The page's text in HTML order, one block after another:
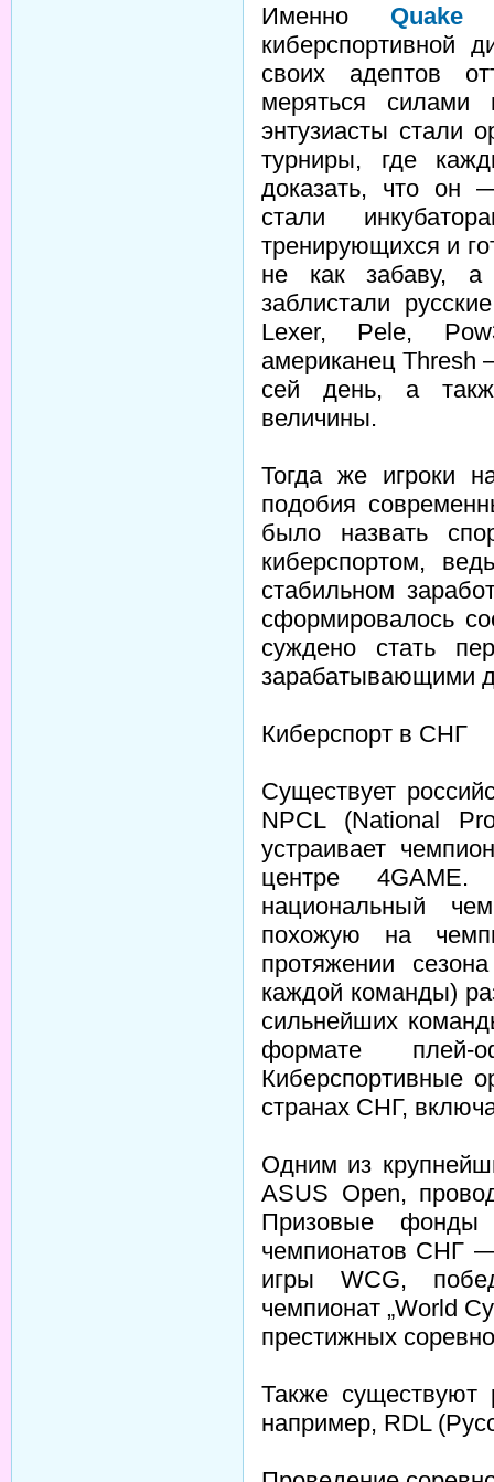
Именно Quake
киберспортивной
своих адептов
меряться
энтузиасты стали
турниры, где
доказать, что он
стали
тренирующихся и
не как забаву, а
заблистали
Lexer, Pele,
американец Thresh
сей день, а
величины.
Тогда же игроки
подобия
было назвать
киберспортом,
стабильном
сформировалось
суждено стать
зарабатывающими
Киберспорт в СНГ
Существует
NPCL (National
устраивает
центре 4GAME.
национальный
похожую на
протяжении
каждой команды)
сильнейших
формате плей-
Киберспортивные
странах СНГ,
Одним из
ASUS Open,
Призовые
чемпионатов СНГ
игры WCG,
чемпионат „World
престижных
Также существуют
например, RDL